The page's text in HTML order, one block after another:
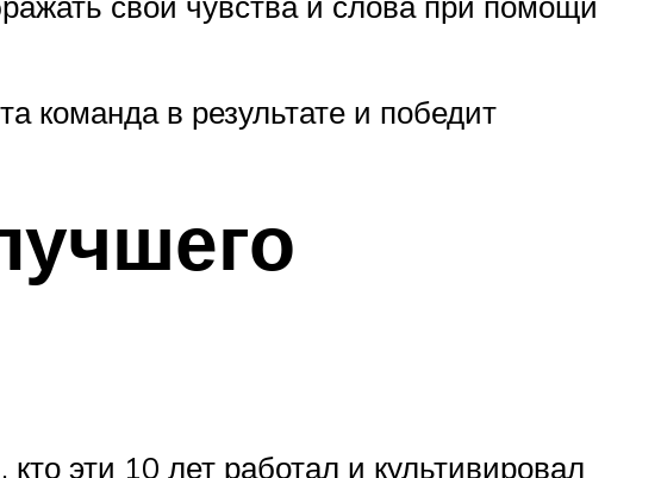
команда в результате и победит
эти 10 лет работал и культивировал